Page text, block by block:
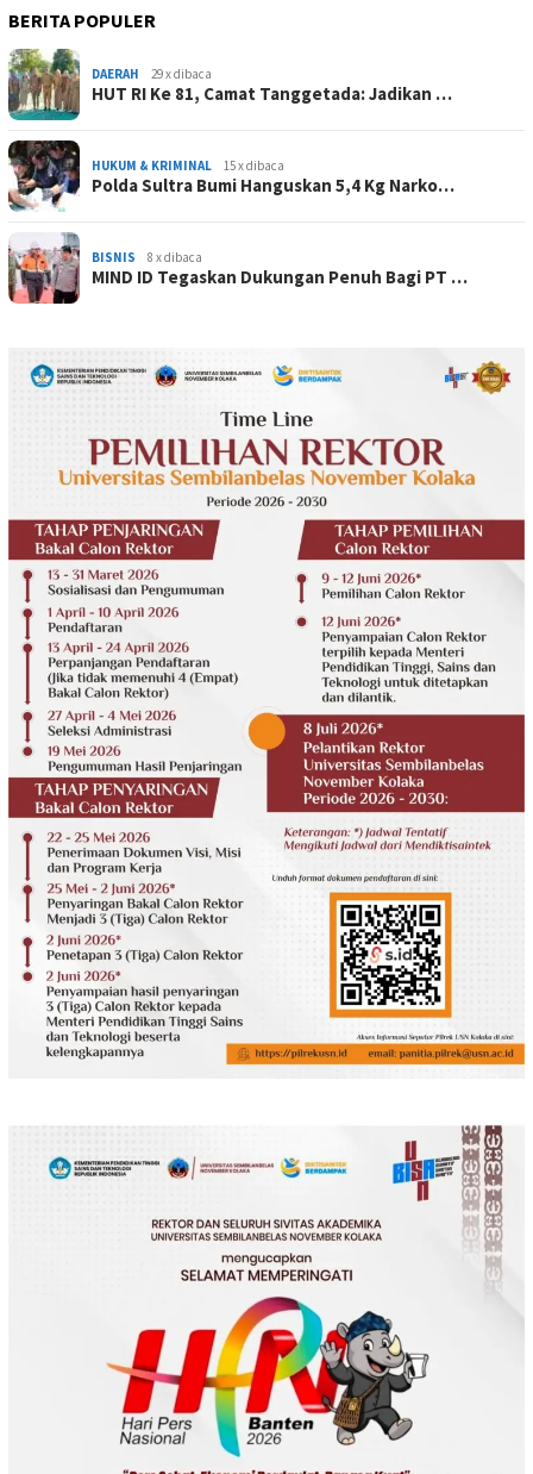
BERITA POPULER
DAERAH 29 x dibaca
HUT RI Ke 81, Camat Tanggetada: Jadikan …
HUKUM & KRIMINAL 15 x dibaca
Polda Sultra Bumi Hanguskan 5,4 Kg Narko…
BISNIS 8 x dibaca
MIND ID Tegaskan Dukungan Penuh Bagi PT …